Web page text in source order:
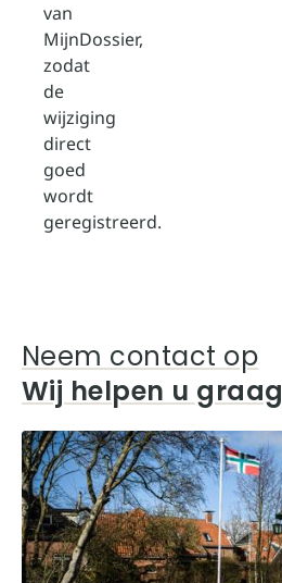
van
MijnDossier,
zodat
de
wijziging
direct
goed
wordt
geregistreerd.
Neem contact op
Wij helpen u graag